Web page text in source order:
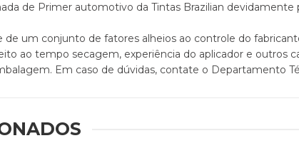
de Primer automotivo da Tintas Brazilian devidamente
um conjunto de fatores alheios ao controle do
ao tempo secagem, experiência do aplicador e outros
Em caso de dúvidas, contate o Departamento